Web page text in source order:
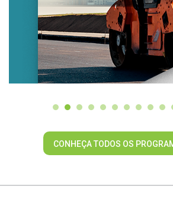
CONHEÇA TODOS OS